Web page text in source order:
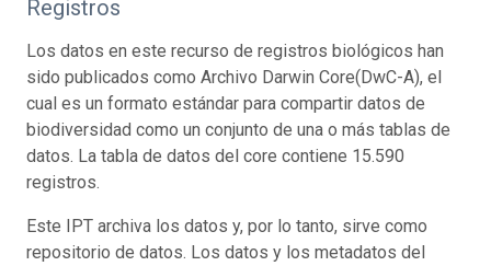
Registros
Los datos en este recurso de registros biológicos han
sido publicados como Archivo Darwin Core(DwC-A), el
cual es un formato estándar para compartir datos de
biodiversidad como un conjunto de una o más tablas de
datos. La tabla de datos del core contiene 15.590
registros.
Este IPT archiva los datos y, por lo tanto, sirve como
repositorio de datos. Los datos y los metadatos del